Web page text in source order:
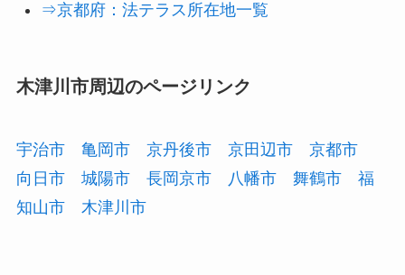
⇒京都府：法テラス所在地一覧
木津川市周辺のページリンク
宇治市 亀岡市 京丹後市 京田辺市
京都市
向日市
城陽市 長岡京市 八幡市 舞鶴市
福
知山市
木津川市